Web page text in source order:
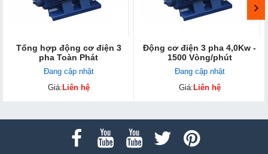
Tổng hợp động cơ điện 3
pha Toàn Phát
Đang cập nhật
Giá: Liên hệ
Động cơ điện 3 pha 4,0Kw -
1500 Vòng/phút
Đang cập nhật
Giá: Liên hệ